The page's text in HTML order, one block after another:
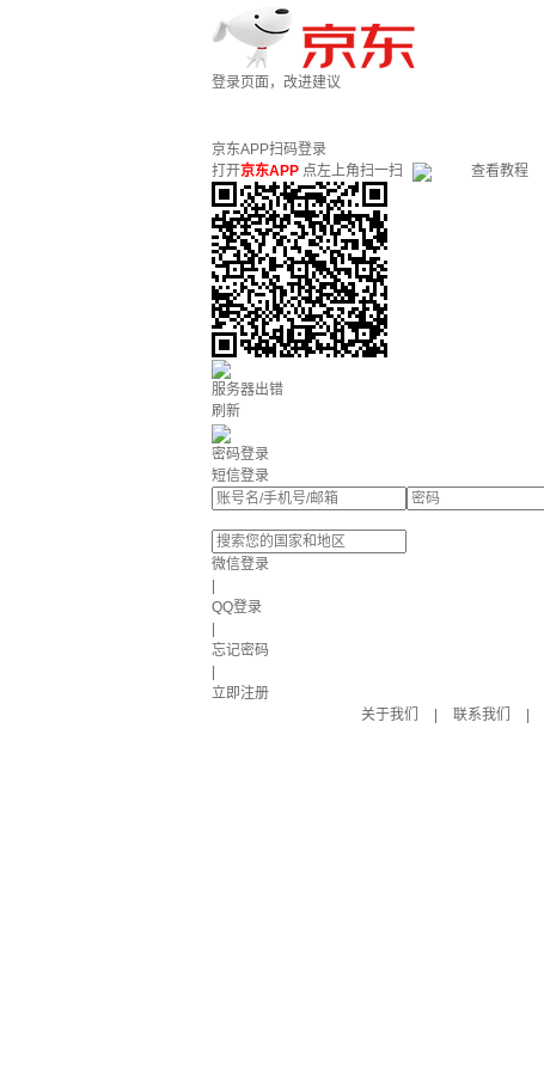
登录页面，改进建议
京东APP扫码登录
打开京东APP 点左上角扫一扫 查看教程
服务器出错
刷新
密码登录
短信登录
微信登录
QQ登录
忘记密码
立即注册
关于我们
联系我们